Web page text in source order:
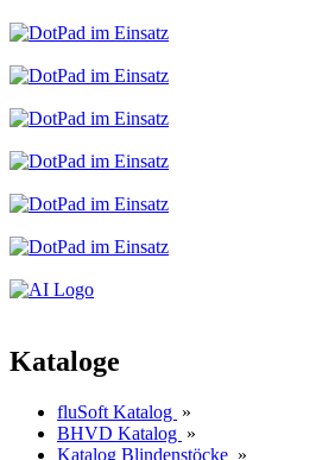
Kataloge
fluSoft Katalog »
BHVD Katalog »
Katalog Blindenstöcke »